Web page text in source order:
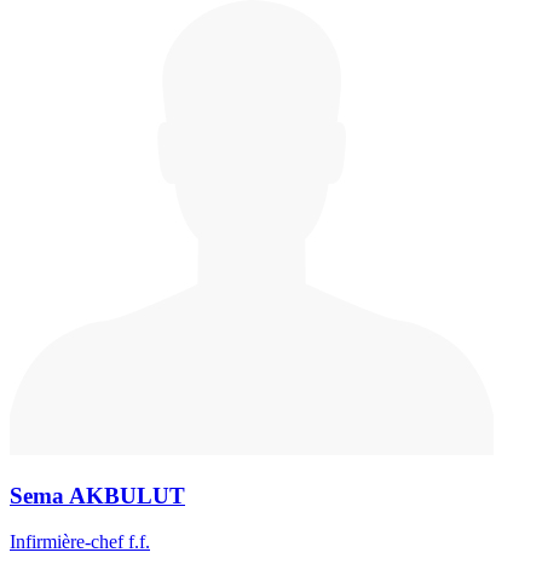
Sema AKBULUT
Infirmière-chef f.f.